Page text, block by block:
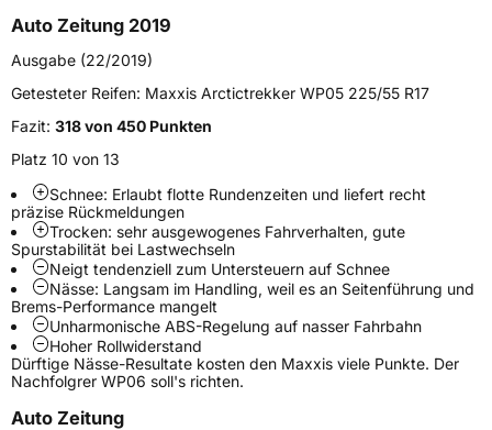
FahrzeugtypPKW
VerwendungWinterreifen
Modellname
WP 05 Arctictrekker
FahrzeugartPKW & SUV
Weitere Eigenschaften
Schlauchtyp TL
ZustandNeureifen
M+SJa
EU Label
Auto Zeitung 2019
Ausgabe (22/2019)
Getesteter Reifen: Maxxis Arctictrekker WP05 225/55 R17
Fazit: 318 von 450 Punkten
Platz 10 von 13
Schnee: Erlaubt flotte Rundenzeiten und liefert recht
präzise Rückmeldungen
Trocken: sehr ausgewogenes Fahrverhalten, gute
Spurstabilität bei Lastwechseln
Neigt tendenziell zum Untersteuern auf Schnee
Nässe: Langsam im Handling, weil es an Seitenführung und
Brems-Performance mangelt
Unharmonische ABS-Regelung auf nasser Fahrbahn
Hoher Rollwiderstand
Dürftige Nässe-Resultate kosten den Maxxis viele Punkte. Der
Nachfolgrer WP06 soll's richten.
Auto Zeitung